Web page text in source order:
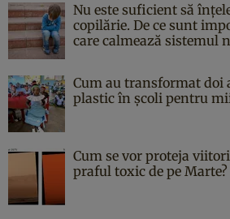
Nu este suficient să
copilărie. De ce sunt
care calmează sistemul
Cum au transformat doi
plastic în școli pentru
Cum se vor proteja
praful toxic de pe Marte?